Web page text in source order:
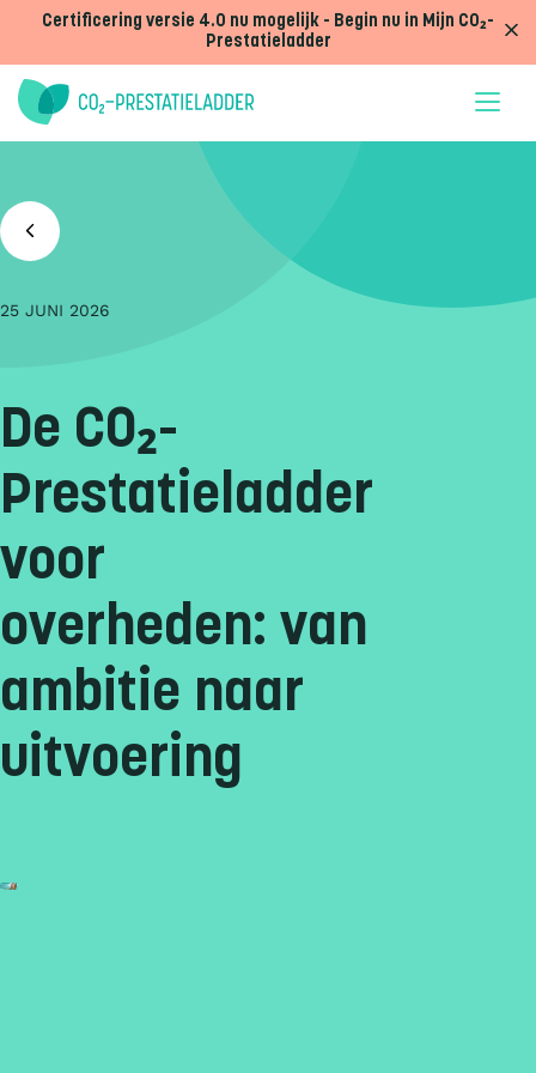
Certificering versie 4.0 nu mogelijk - Begin nu in Mijn CO₂-
Prestatieladder
25 JUNI 2026
De CO₂-
Prestatieladder
voor
overheden: van
ambitie naar
uitvoering